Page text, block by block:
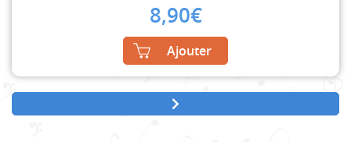
8,90€
Ajouter